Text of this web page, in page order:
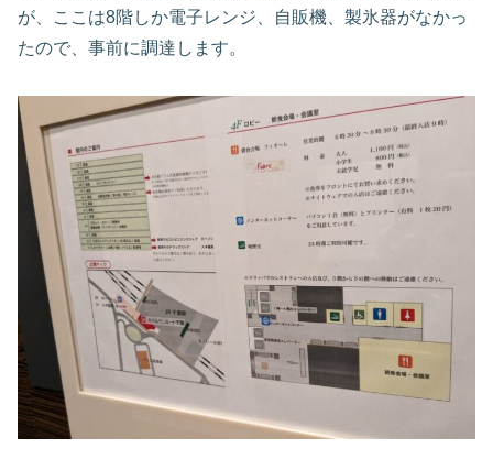
が、ここは8階しか電子レンジ、自販機、製氷器がなかっ
たので、事前に調達します。